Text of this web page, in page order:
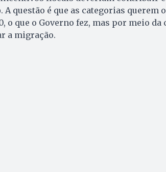
A questão é que as categorias querem
o que o Governo fez, mas por meio
a migração.